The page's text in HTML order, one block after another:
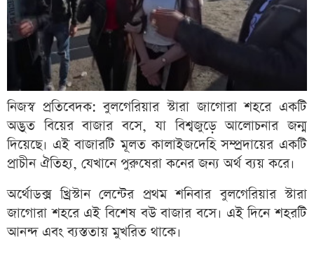
নিজস্ব প্রতিবেদক: বুলগেরিয়ার স্টারা জাগোরা শহরে একটি
অদ্ভুত বিয়ের বাজার বসে, যা বিশ্বজুড়ে আলোচনার জন্ম
দিয়েছে। এই বাজারটি মূলত কালাইজদেহি সম্প্রদায়ের একটি
প্রাচীন ঐতিহ্য, যেখানে পুরুষেরা কনের জন্য অর্থ ব্যয় করে।
অর্থোডক্স খ্রিস্টান লেন্টের প্রথম শনিবার বুলগেরিয়ার স্টারা
জাগোরা শহরে এই বিশেষ বউ বাজার বসে। এই দিনে শহরটি
আনন্দ এবং ব্যস্ততায় মুখরিত থাকে।